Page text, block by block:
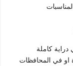
كاملة
او في المحافظات